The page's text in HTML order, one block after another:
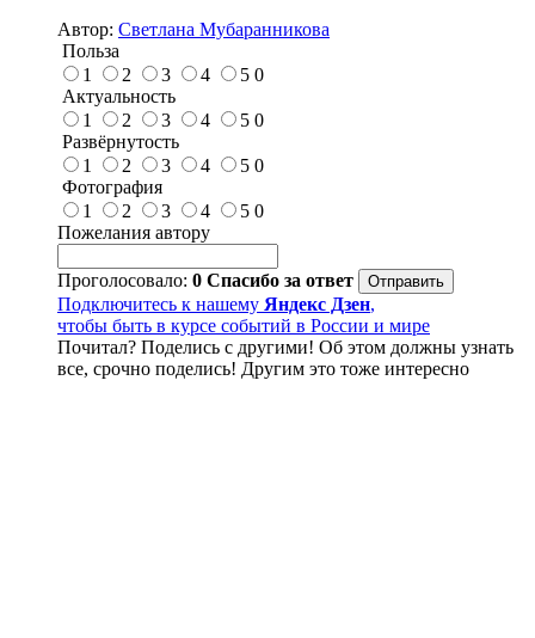
Автор: Светлана Мубаранникова
Польза
1
2 3 4 5 0
Актуальность
1
2 3 4 5 0
Развёрнутость
1
2 3 4 5 0
Фотография
1
2 3 4 5 0
Пожелания автору
Проголосовало: 0 Спасибо за ответ
Подключитесь к нашему Яндекс Дзен,
чтобы быть в курсе событий в России и мире
Почитал? Поделись с другими! Об этом должны узнать
все, срочно поделись! Другим это тоже интересно